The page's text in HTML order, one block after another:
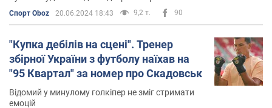
Спорт Oboz 20.06.2024 18:43 9,2 т. 90
"Купка дебілів на сцені". Тренер
збірної України з футболу наїхав на
"95 Квартал" за номер про Скадовськ
Відомий у минулому голкіпер не зміг стримати
емоцій